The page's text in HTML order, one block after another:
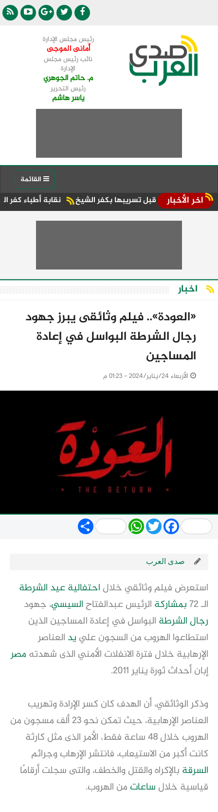
رئيس مجلس الإدارة
أمانى الموجى
نائب رئيس مجلس
الإدارة
م. حاتم الجوهري
رئيس التحرير
ياسر هاشم
اخر الأخبار نقابة أطباء كفر الشيخ تحتضن
اخبار
«العودة».. فيلم وثائقى يبرز جهود
رجال الشرطة البواسل في إعادة
المساجين
الأربعاء 24/يناير/2024 - 01:23 م
Share WhatsApp
TwitterFacebook
صدى العرب
استعرض فيلم وثائقي خلال احتفاليةعيد الشرطة
الـ 72
بمشاركة الرئيس عبدالفتاح السيسي، جهود
رجال الشرطة البواسل في إعادة المساجين الذين
استطاعوا الهروب من السجون علي يد العناصر
الإرهابية خلال فترة الانفلات الأمني الذى شهدته مصر
إبان أحداث ثورة يناير 2011.
وذكر الوثائقي، أن الهدف كان كسر الإرادة وتهريب
العناصر الإرهابية، حيث تمكن نحو 23 ألف مسجون من
الهروب خلال 48 ساعة فقط، الأمر الذى مثل كارثة
كانت أكبر من الاستيعاب، فانتشر الإرهاب وجرائم
السرقة بالإكراه والقتل والخطف، والتى سجلت أرقامًا
قياسية خلال ساعات من الهروب.